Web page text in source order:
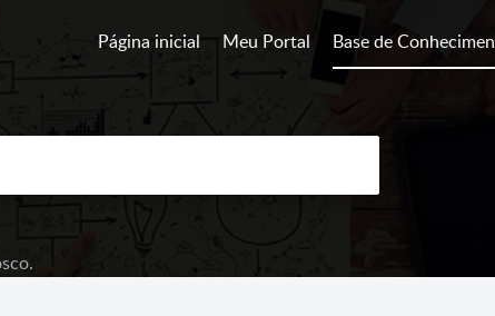
Página inicial Meu Portal Base de